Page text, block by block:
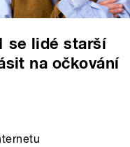
se lidé starší
na očkování